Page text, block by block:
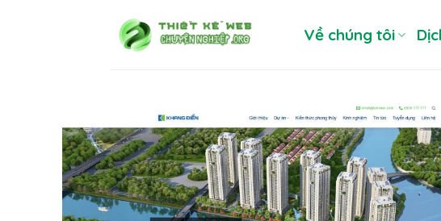
Về chúng tôi